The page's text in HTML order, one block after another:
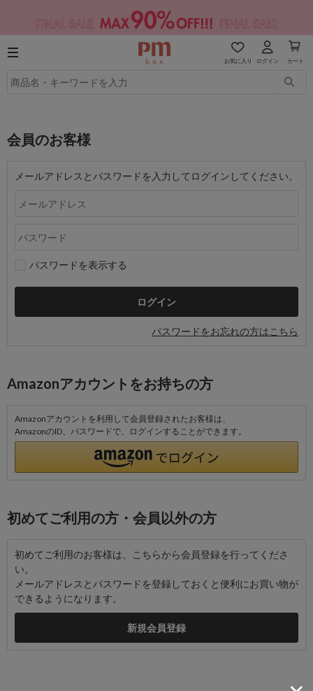
お気に入り ログイン カート
会員のお客様
メールアドレスとパスワードを入力してログインしてください。
パスワードを表示する
パスワードをお忘れの方はこちら
Amazonアカウントをお持ちの方
Amazonアカウントを利用して会員登録されたお客様は、
AmazonのID、パスワードで、ログインすることができます。
初めてご利用の方・会員以外の方
初めてご利用のお客様は、こちらから会員登録を行ってくださ
い。
メールアドレスとパスワードを登録しておくと便利にお買い物が
できるようになります。